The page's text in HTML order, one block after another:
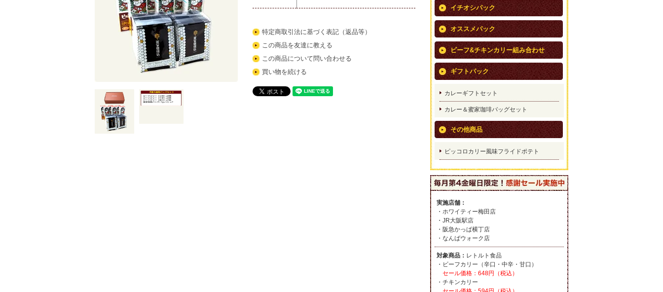
特定商取引法に基づく表記（返品等）
この商品を友達に教える
この商品について問い合わせる
買い物を続ける
イチオシパック
オススメパック
ビーフ&チキンカリー組み合わせ
ギフトパック
カレーギフトセット
カレー＆蜜家珈琲バッグセット
その他商品
ピッコロカリー風味フライドポテト
実施店舗：
・ホワイティー梅田店
・JR大阪駅店
・阪急かっぱ横丁店
・なんばウォーク店
対象商品： レトルト食品
・ビーフカリー（辛口・中辛・甘口）
セール価格：648円（税込）
・チキンカリー